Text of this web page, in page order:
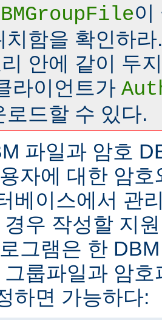
이
치함을 확인하
안에 같이 두
라이언트가
로드할 수 있다.
파일과 암호
자에 대한 암
베이스에서 관
경우 작성할 지
그램은 한
그룹파일과 암
하면 가능하다: